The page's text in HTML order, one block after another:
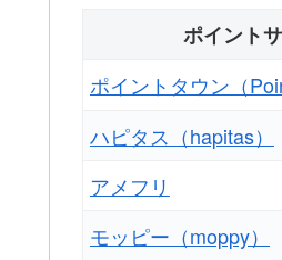
ポイント
ポイントタウン（
ハピタス（hapitas）
アメフリ
モッピー（moppy）